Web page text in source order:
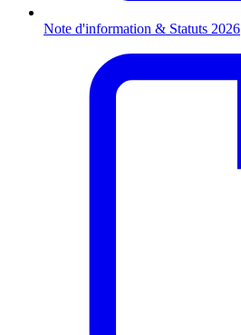
Note d'information & Statuts 2026